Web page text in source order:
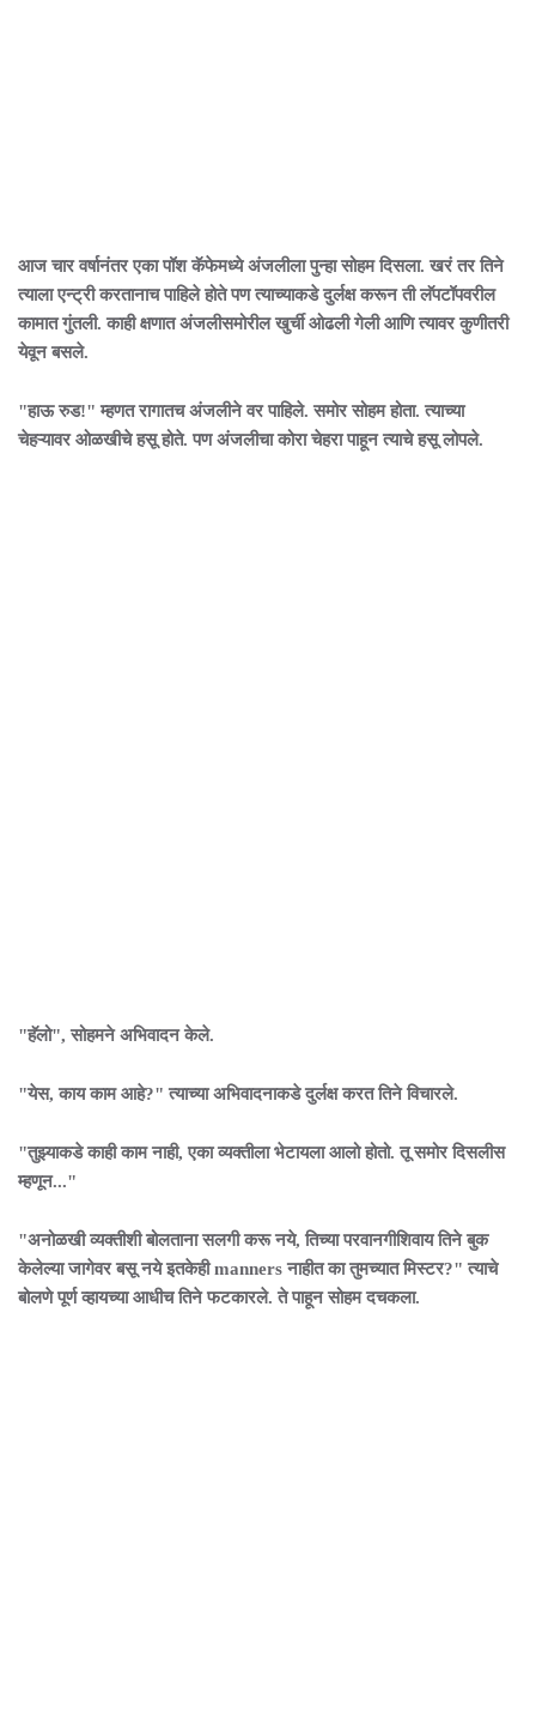
आज चार वर्षानंतर एका पॉश कॅफेमध्ये अंजलीला पुन्हा सोहम दिसला. खरं तर तिने
त्याला एन्ट्री करतानाच पाहिले होते पण त्याच्याकडे दुर्लक्ष करून ती लॅपटॉपवरील
कामात गुंतली. काही क्षणात अंजलीसमोरील खुर्ची ओढली गेली आणि त्यावर कुणीतरी
येवून बसले.
"हाऊ रुड!" म्हणत रागातच अंजलीने वर पाहिले. समोर सोहम होता. त्याच्या
चेहऱ्यावर ओळखीचे हसू होते. पण अंजलीचा कोरा चेहरा पाहून त्याचे हसू लोपले.
"हॅलो", सोहमने अभिवादन केले.
"येस, काय काम आहे?" त्याच्या अभिवादनाकडे दुर्लक्ष करत तिने विचारले.
"तुझ्याकडे काही काम नाही, एका व्यक्तीला भेटायला आलो होतो. तू समोर दिसलीस
म्हणून..."
"अनोळखी व्यक्तीशी बोलताना सलगी करू नये, तिच्या परवानगीशिवाय तिने बुक
केलेल्या जागेवर बसू नये इतकेही manners नाहीत का तुमच्यात मिस्टर?" त्याचे
बोलणे पूर्ण व्हायच्या आधीच तिने फटकारले. ते पाहून सोहम दचकला.